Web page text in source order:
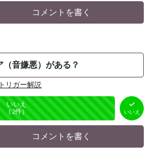
コメントを書く
（音嫌悪）がある？
トリガー解説
いいえ
（2件） いいえ
コメントを書く